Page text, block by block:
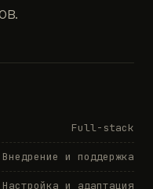
Full-stack
Внедрение и поддержка
Настройка и адаптация